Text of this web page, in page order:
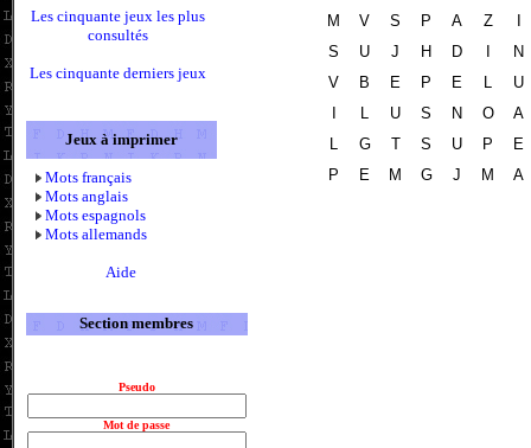
Les cinquante jeux les plus
consultés
Les cinquante derniers jeux
Jeux à imprimer
Mots français
Mots anglais
Mots espagnols
Mots allemands
Aide
Section membres
Pseudo
Mot de passe
M
V S P A Z
I
S
U J H D I
N
V
B E P E L
U
I
L U S N O
A
L
G T S U P
E
P
E M G J M A